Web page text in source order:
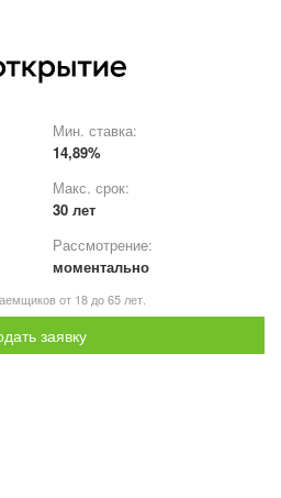
Мин. ставка:
14,89%
Макс. срок:
30 лет
Рассмотрение:
моментально
от 18 до 65 лет.
заявку